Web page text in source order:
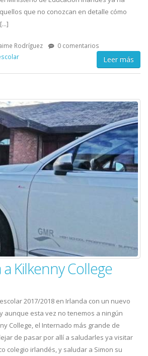
que no conozcan en detalle cómo
Rodríguez
0 comentarios
Leer más
Kilkenny College
2017/2018 en Irlanda con un nuevo
aunque esta vez no tenemos a ningún
College, el Internado más grande de
de pasar por allí a saludarles ya visitar
colegio irlandés, y saludar a Simon su